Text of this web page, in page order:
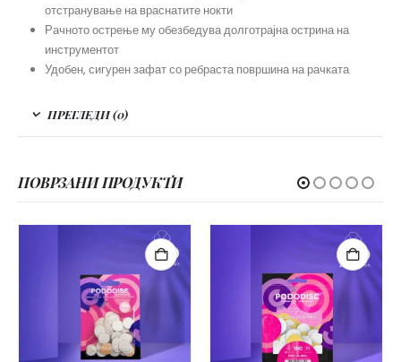
отстранување на враснатите нокти
Рачното острење му обезбедува долготрајна острина на
инструментот
Удобен, сигурен зафат со ребраста површина на рачката
ПРЕГЛЕДИ (0)
ПОВРЗАНИ ПРОДУКТИ